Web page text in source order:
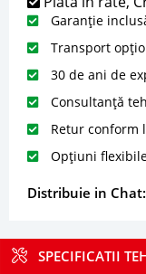
Garanție
Transport
30 de ani de
Consultanță
Retur conform
Opțiuni
Distribuie in Chat:
SPECIFICATII